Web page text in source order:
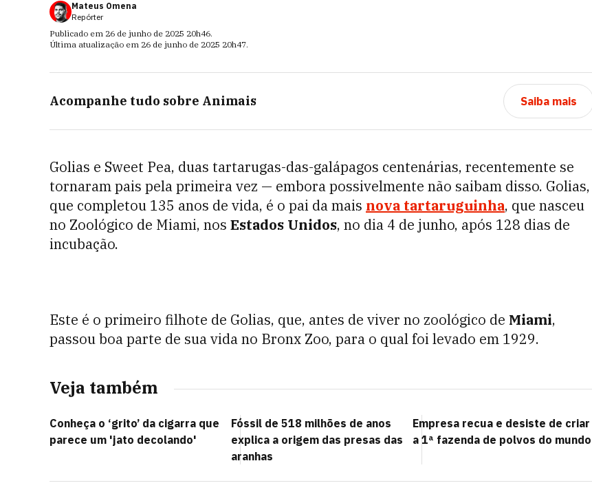
Mateus Omena
Repórter
Publicado em 26 de junho de 2025 20h46.
Última atualização em 26 de junho de 2025 20h47.
Acompanhe tudo sobre Animais Saiba mais
Golias e Sweet Pea, duas tartarugas-das-galápagos centenárias, recentemente se
tornaram pais pela primeira vez — embora possivelmente não saibam disso. Golias,
que completou 135 anos de vida, é o pai da mais nova tartaruguinha, que nasceu
no Zoológico de Miami, nos Estados Unidos, no dia 4 de junho, após 128 dias de
incubação.
Este é o primeiro filhote de Golias, que, antes de viver no zoológico de Miami,
passou boa parte de sua vida no Bronx Zoo, para o qual foi levado em 1929.
Veja também
Conheça o ‘grito’ da cigarra que
parece um 'jato decolando'
Fóssil de 518 milhões de anos
explica a origem das presas das
aranhas
Empresa recua e desiste de criar
a 1ª fazenda de polvos do mundo